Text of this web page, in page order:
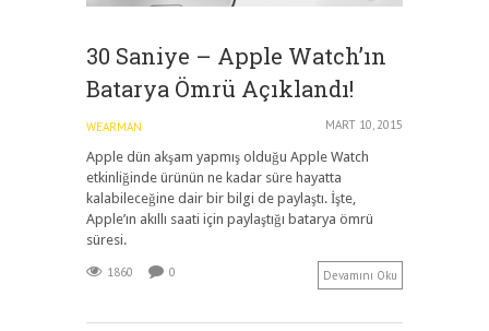
30 Saniye – Apple Watch’ın
Batarya Ömrü Açıklandı!
WEARMAN MART 10, 2015
Apple dün akşam yapmış olduğu Apple Watch
etkinliğinde ürünün ne kadar süre hayatta
kalabileceğine dair bir bilgi de paylaştı. İşte,
Apple’ın akıllı saati için paylaştığı batarya ömrü
süresi.
1860 0 Devamını Oku